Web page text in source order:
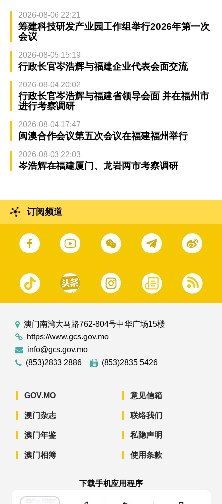
2026-08-06 22:21
筹建科技研发产业园工作组举行2026年第一次
会议
2026-08-05 15:19
行政长官岑浩辉与福建企业代表会面交流
2026-08-04 20:02
行政长官岑浩辉与福建省领导会面 并在福州市
进行考察调研
2026-08-04 17:47
闽澳合作会议第五次会议在福建福州举行
2026-08-03 22:03
岑浩辉在福建厦门、龙岩两市考察调研
订阅频道
澳门南湾大马路762-804号中华广场15楼
https://www.gcs.gov.mo
info@gcs.gov.mo
(853)2833 2886
(853)2835 5426
GOV.MO
澳门杂志
澳门年鉴
澳门相簿
意见信箱
联络我们
私隐声明
使用条款
下载手机应用程序